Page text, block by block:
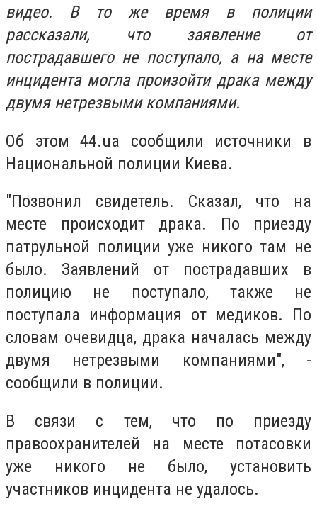
видео. В то же время в полиции
рассказали, что заявление от
пострадавшего не поступало, а на месте
инцидента могла произойти драка между
двумя нетрезвыми компаниями.
Об этом 44.ua сообщили источники в
Национальной полиции Киева.
"Позвонил свидетель. Сказал, что на
месте происходит драка. По приезду
патрульной полиции уже никого там не
было. Заявлений от пострадавших в
полицию не поступало, также не
поступала информация от медиков. По
словам очевидца, драка началась между
двумя нетрезвыми компаниями", -
сообщили в полиции.
В связи с тем, что по приезду
правоохранителей на месте потасовки
уже никого не было, установить
участников инцидента не удалось.